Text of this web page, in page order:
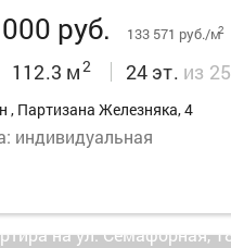
руб. 133 571 руб./м2
112.3 м2 24 эт. из 25
, Партизана Железняка, 4
индивидуальная